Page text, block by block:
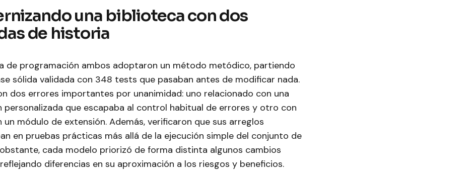
una biblioteca con dos
de historia
de programación ambos adoptaron un método metódico, partiendo
sólida validada con 348 tests que pasaban antes de modificar nada.
dos errores importantes por unanimidad: uno relacionado con una
personalizada que escapaba al control habitual de errores y otro con
un módulo de extensión. Además, verificaron que sus arreglos
en pruebas prácticas más allá de la ejecución simple del conjunto de
cada modelo priorizó de forma distinta algunos cambios
diferencias en su aproximación a los riesgos y beneficios.